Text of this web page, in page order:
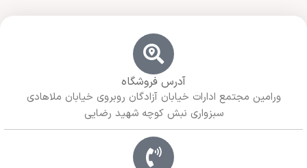
آدرس فروشگاه
ورامین مجتمع ادارات خیابان آزادگان روبروی خیابان ملاهادی
سبزواری نبش کوچه شهید رضایی